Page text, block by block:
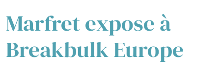
Marfret expose à
Breakbulk Europe